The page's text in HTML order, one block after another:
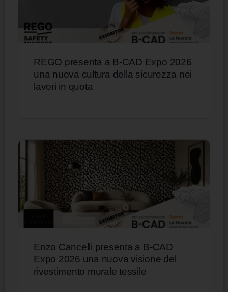
REGO presenta a B-CAD Expo 2026
una nuova cultura della sicurezza nei
lavori in quota
Enzo Cancelli presenta a B-CAD
Expo 2026 una nuova visione del
rivestimento murale tessile